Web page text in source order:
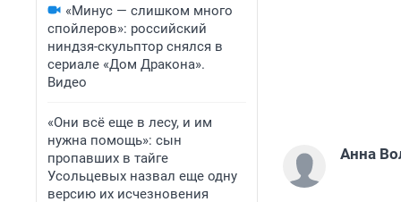
«Минус — слишком много
спойлеров»: российский
ниндзя-скульптор снялся в
сериале «Дом Дракона».
Видео
«Они всё еще в лесу, и им
нужна помощь»: сын
пропавших в тайге
Усольцевых назвал еще одну
версию их исчезновения
Анна